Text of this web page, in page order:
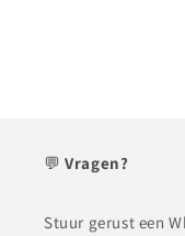
💬Vragen?
Stuur gerust een